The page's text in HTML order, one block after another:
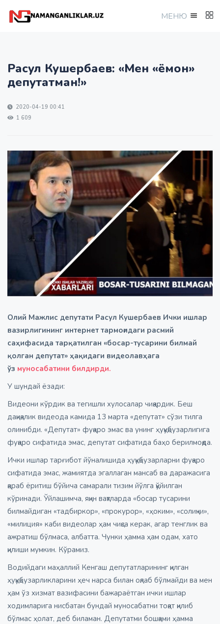
МEНЮ
Расул Кушербаев: «Мен «ёмон»
депутатман!»
2020-04-19 00:41
1 609
Олий Мажлис депутати Расул Кушербаев Ички ишлар
вазирлигининг интернет тармоғидаги расмий
саҳифасида тарқатилган «босар-тусарини билмай
қолган депутат» ҳақидаги видеолавҳага
ўз муносабатини билдирди.
У шундай ёзади:
Видеони кўрдик ва тегишли хулосалар чиқардик. Беш
дақиқалик видеода камида 13 марта «депутат» сўзи тилга
олинибди. «Депутат» фуқаро эмас ва унинг ҳуқуқбузарлигига
фуқаро сифатида эмас, депутат сифатида баҳо берилмоқда.
Ички ишлар тарғибот йўналишида ҳуқуқбузарларни фуқаро
сифатида эмас, жамиятда эгаллаган мансаб ва даражасига
қараб ёритиш бўйича самарали тизим йўлга қўйилган
кўринади. Ўйлашимча, яқин вақтларда «босар тусарини
билмайдиган «тадбиркор», «прокурор», «ҳоким», «солиқчи»,
«милиция» каби видеолар ҳам чиқса керак, агар тенглик ва
ажратиш бўлмаса, албатта. Чунки ҳамма ҳам одам, хато
қилиши мумкин. Кўрамиз.
Водийдаги маҳаллий Кенгаш депутатларининг қилган
ҳуқуқбузарликларини ҳеч нарса билан оқлаб бўлмайди ва мен
ҳам ўз хизмат вазифасини бажараётган ички ишлар
ходимларига нисбатан бундай муносабатни тоқат қилиб
бўлмас ҳолат, деб биламан. Депутатми бошқами ҳамма